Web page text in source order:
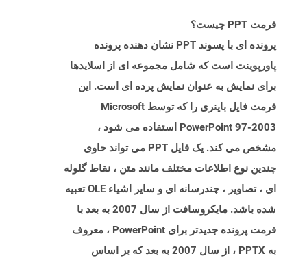
فرمت PPT چیست؟
پرونده ای با پسوند PPT نشان دهنده پرونده
پاورپوینت است که شامل مجموعه ای از اسلایدها
برای نمایش به عنوان نمایش پرده ای است. این
فرمت فایل باینری را که توسط Microsoft
PowerPoint 97-2003 استفاده می شود ،
مشخص می کند. یک فایل PPT می تواند حاوی
چندین نوع اطلاعات مختلف مانند متن ، نقاط گلوله
ای ، تصاویر ، چندرسانه ای و سایر اشیاء OLE تعبیه
شده باشد. مایکروسافت از سال 2007 به بعد با
فرمت پرونده جدیدتر برای PowerPoint ، معروف
به PPTX ، از سال 2007 به بعد که بر اساس